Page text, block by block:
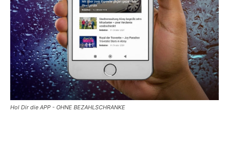
Hol Dir die APP - OHNE BEZAHLSCHRANKE